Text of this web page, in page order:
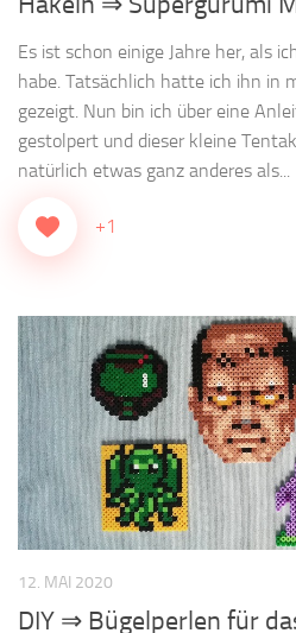
Es ist schon einige Jahre her, als
habe. Tatsächlich hatte ich ihn in
gezeigt. Nun bin ich über eine
gestolpert und dieser kleine
natürlich etwas ganz anderes als...
+1
12. MAI 2020
DIY ⇒ Bügelperlen für